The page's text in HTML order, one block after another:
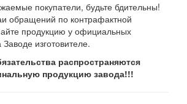
покупатели, будьте бдительны!
обращений по контрафактной
продукцию у официальных
изготовителе.
распространяются
продукцию завода!!!